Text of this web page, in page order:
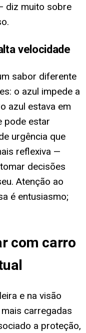
diz muito sobre
velocidade
sabor diferente
o azul impede a
azul estava em
pode estar
urgência que
reflexiva —
decisões
Atenção ao
é entusiasmo;
com carro
e na visão
carregadas
a proteção,